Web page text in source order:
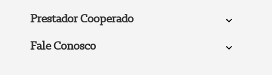
Prestador Cooperado
Fale Conosco